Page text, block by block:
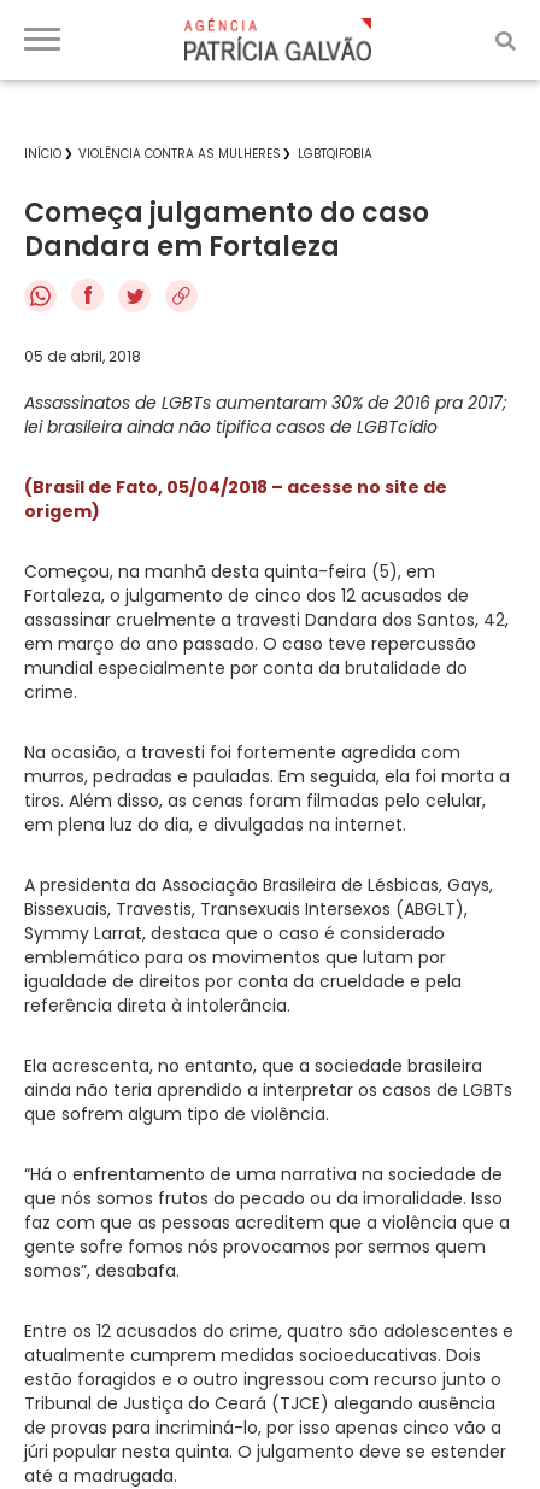
INÍCIO VIOLÊNCIA CONTRA AS MULHERES LGBTQIFOBIA
Começa julgamento do caso
Dandara em Fortaleza
f
05 de abril, 2018
Assassinatos de LGBTs aumentaram 30% de 2016 pra 2017;
lei brasileira ainda não tipifica casos de LGBTcídio
(Brasil de Fato, 05/04/2018 – acesse no site de
origem)
Começou, na manhã desta quinta-feira (5), em
Fortaleza, o julgamento de cinco dos 12 acusados de
assassinar cruelmente a travesti Dandara dos Santos, 42,
em março do ano passado. O caso teve repercussão
mundial especialmente por conta da brutalidade do
crime.
Na ocasião, a travesti foi fortemente agredida com
murros, pedradas e pauladas. Em seguida, ela foi morta a
tiros. Além disso, as cenas foram filmadas pelo celular,
em plena luz do dia, e divulgadas na internet.
A presidenta da Associação Brasileira de Lésbicas, Gays,
Bissexuais, Travestis, Transexuais Intersexos (ABGLT),
Symmy Larrat, destaca que o caso é considerado
emblemático para os movimentos que lutam por
igualdade de direitos por conta da crueldade e pela
referência direta à intolerância.
Ela acrescenta, no entanto, que a sociedade brasileira
ainda não teria aprendido a interpretar os casos de LGBTs
que sofrem algum tipo de violência.
“Há o enfrentamento de uma narrativa na sociedade de
que nós somos frutos do pecado ou da imoralidade. Isso
faz com que as pessoas acreditem que a violência que a
gente sofre fomos nós provocamos por sermos quem
somos”, desabafa.
Entre os 12 acusados do crime, quatro são adolescentes e
atualmente cumprem medidas socioeducativas. Dois
estão foragidos e o outro ingressou com recurso junto o
Tribunal de Justiça do Ceará (TJCE) alegando ausência
de provas para incriminá-lo, por isso apenas cinco vão a
júri popular nesta quinta. O julgamento deve se estender
até a madrugada.